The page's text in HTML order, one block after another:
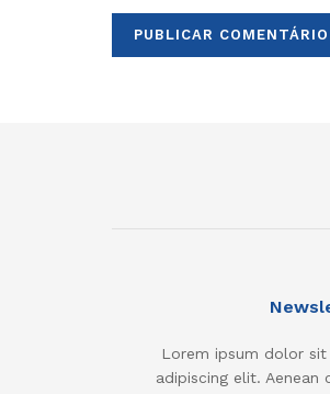
Lorem ipsum dolor
adipiscing elit.